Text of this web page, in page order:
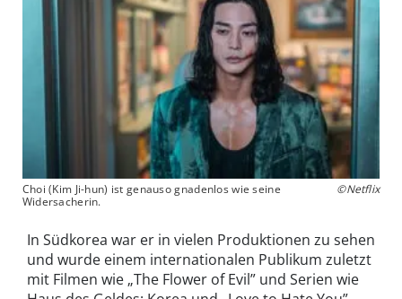
Choi (Kim Ji-hun) ist genauso gnadenlos wie seine
Widersacherin.
©Netflix
In Südkorea war er in vielen Produktionen zu sehen
und wurde einem internationalen Publikum zuletzt
mit Filmen wie „The Flower of Evil” und Serien wie